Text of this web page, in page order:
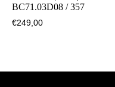
BC71.03D08 / 357
€249,00